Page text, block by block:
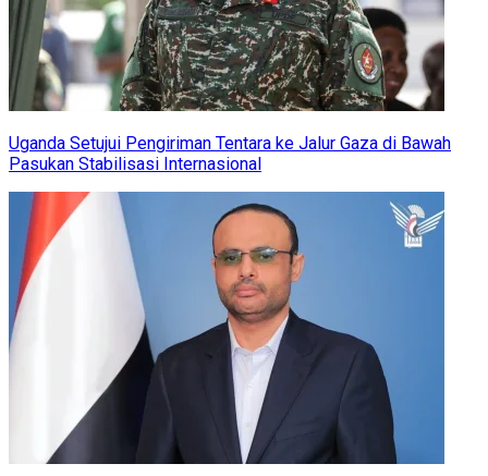
Uganda Setujui Pengiriman Tentara ke Jalur Gaza di Bawah
Pasukan Stabilisasi Internasional